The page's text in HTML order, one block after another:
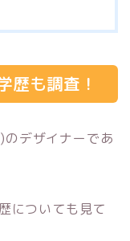
歴も調査！
のデザイナーであ
についても見て